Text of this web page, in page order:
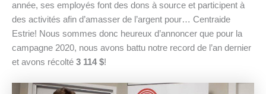
année, ses employés font des dons à source et participent à
des activités afin d’amasser de l’argent pour… Centraide
Estrie! Nous sommes donc heureux d’annoncer que pour la
campagne 2020, nous avons battu notre record de l’an dernier
et avons récolté 3 114 $!